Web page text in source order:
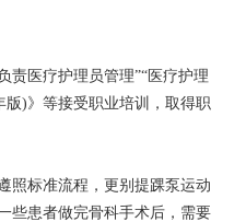
医疗护理员管理”“医疗护理
版)》等接受职业培训，取得职
标准流程，更别提踝泵运动
些患者做完骨科手术后，需要